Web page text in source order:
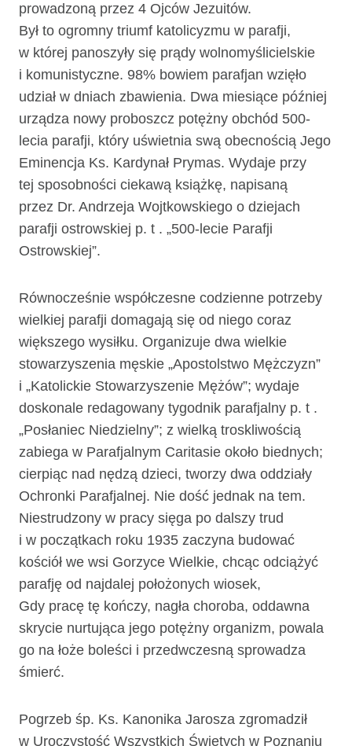
prowadzoną przez 4 Ojców Jezuitów.
Był to ogromny triumf katolicyzmu w parafji,
w której panoszyły się prądy wolnomyślicielskie
i komunistyczne. 98% bowiem parafjan wzięło
udział w dniach zbawienia. Dwa miesiące później
urządza nowy proboszcz potężny obchód 500-
lecia parafji, który uświetnia swą obecnością Jego
Eminencja Ks. Kardynał Prymas. Wydaje przy
tej sposobności ciekawą książkę, napisaną
przez Dr. Andrzeja Wojtkowskiego o dziejach
parafji ostrowskiej p. t . „500-lecie Parafji
Ostrowskiej”.
Równocześnie współczesne codzienne potrzeby
wielkiej parafji domagają się od niego coraz
większego wysiłku. Organizuje dwa wielkie
stowarzyszenia męskie „Apostolstwo Mężczyzn”
i „Katolickie Stowarzyszenie Mężów”; wydaje
doskonale redagowany tygodnik parafjalny p. t .
„Posłaniec Niedzielny”; z wielką troskliwością
zabiega w Parafjalnym Caritasie około biednych;
cierpiąc nad nędzą dzieci, tworzy dwa oddziały
Ochronki Parafjalnej. Nie dość jednak na tem.
Niestrudzony w pracy sięga po dalszy trud
i w początkach roku 1935 zaczyna budować
kościół we wsi Gorzyce Wielkie, chcąc odciążyć
parafję od najdalej położonych wiosek,
Gdy pracę tę kończy, nagła choroba, oddawna
skrycie nurtująca jego potężny organizm, powala
go na łoże boleści i przedwczesną sprowadza
śmierć.
Pogrzeb śp. Ks. Kanonika Jarosza zgromadził
w Uroczystość Wszystkich Świę­tych w Poznaniu